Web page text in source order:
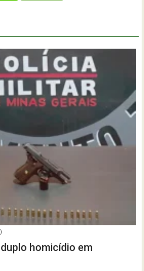
homicídio em